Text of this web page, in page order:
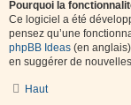
Pourquoi la
Ce logiciel a été
pensez qu’une
phpBB Ideas (en
en suggérer de
Haut